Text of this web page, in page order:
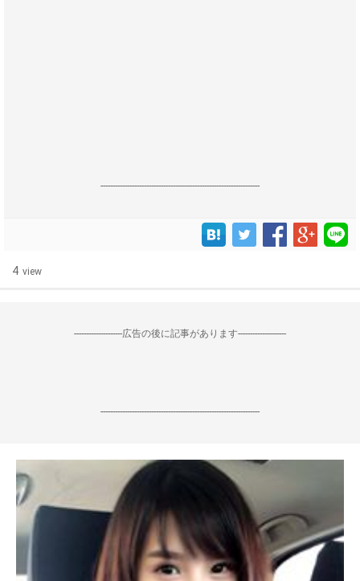
------------------------------------------------------------------
4 view
--------------------広告の後に記事があります--------------------
------------------------------------------------------------------